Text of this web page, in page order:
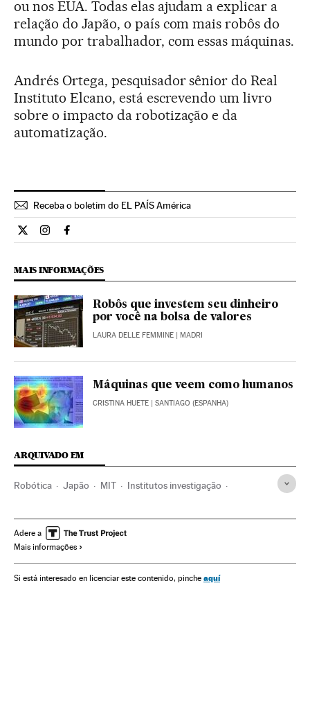
ou nos EUA. Todas elas ajudam a explicar a
relação do Japão, o país com mais robôs do
mundo por trabalhador, com essas máquinas.
Andrés Ortega, pesquisador sênior do Real
Instituto Elcano, está escrevendo um livro
sobre o impacto da robotização e da
automatização.
Receba o boletim do EL PAÍS América
Ciencia El País Brasil en Twitter
Ciencia El País Brasil en Instagram
Ciencia El País Brasil en Facebook
MAIS INFORMAÇÕES
Robôs que investem seu dinheiro
por você na bolsa de valores
LAURA DELLE FEMMINE | MADRI
Máquinas que veem como humanos
CRISTINA HUETE | SANTIAGO (ESPANHA)
ARQUIVADO EM
Robótica Japão MIT Institutos investigação
Investigação científica Ásia
Ciência
Adere a
Mais informações
Si está interesado en licenciar este contenido, pinche aquí